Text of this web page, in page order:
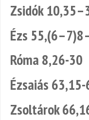
Zsidók
Ézs
Róma 8,26-30
Ézsaiás
Zsoltárok